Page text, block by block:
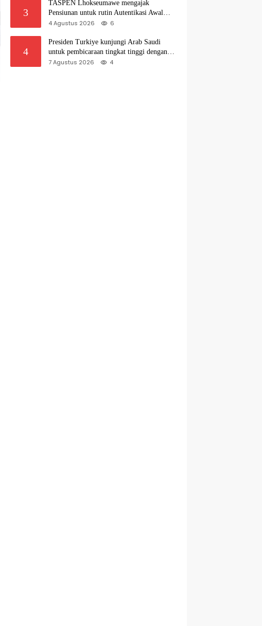
3
TASPEN Lhokseumawe mengajak
Pensiunan untuk rutin Autentikasi Awal
bulan agar Manfaat Pensiun tetap Lancar
4 Agustus 2026 6
4
Presiden Turkiye kunjungi Arab Saudi
untuk pembicaraan tingkat tinggi dengan
putra mahkota Saudi dan PM Pakistan
7 Agustus 2026 4